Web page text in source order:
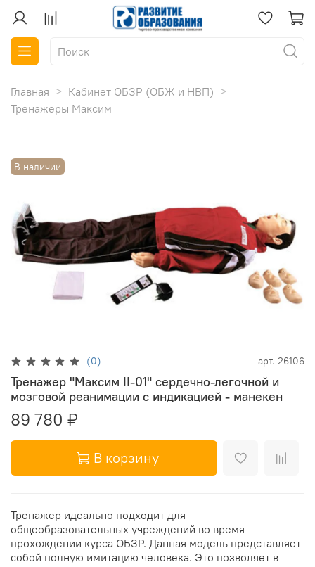
Главная
Кабинет ОБЗР (ОБЖ и НВП)
Тренажеры Максим
В наличии
(0) арт. 26106
Тренажер "Максим II-01" сердечно-легочной и
мозговой реанимации с индикацией - манекен
89 780 ₽
В корзину
Тренажер идеально подходит для
общеобразовательных учреждений во время
прохождении курса ОБЗР. Данная модель представляет
собой полную имитацию человека. Это позволяет в